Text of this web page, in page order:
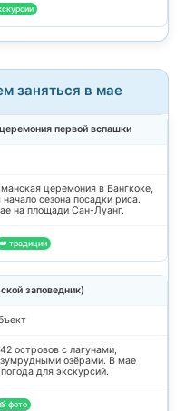
заняться в мае
первой вспашки
церемония в Бангкоке,
сезона посадки риса.
на площади Сан-Луанг.
👑 традиции
заповедник)
островов с лагунами,
озёрами. В мае
для экскурсий.
фото